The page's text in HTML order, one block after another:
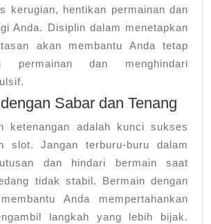
kerugian, hentikan permainan dan
Anda. Disiplin dalam menetapkan
akan membantu Anda tetap
permainan dan menghindari
Sabar dan Tenang
ketenangan adalah kunci sukses
slot. Jangan terburu-buru dalam
dan hindari bermain saat
tidak stabil. Bermain dengan
Anda mempertahankan
langkah yang lebih bijak.